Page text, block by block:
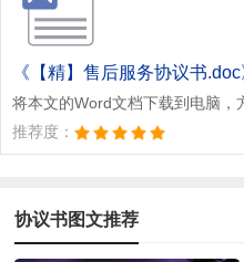
《【精】售后服务协议书.doc
将本文的Word文档下载到电脑，
推荐度：
协议书图文推荐